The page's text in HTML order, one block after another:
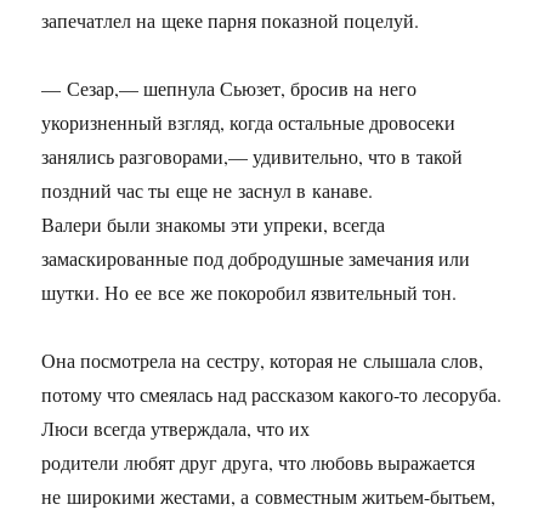
запечатлел на щеке парня показной поцелуй.
— Сезар,— шепнула Сьюзет, бросив на него
укоризненный взгляд, когда остальные дровосеки
занялись разговорами,— удивительно, что в такой
поздний час ты еще не заснул в канаве.
Валери были знакомы эти упреки, всегда
замаскированные под добродушные замечания или
шутки. Но ее все же покоробил язвительный тон.
Она посмотрела на сестру, которая не слышала слов,
потому что смеялась над рассказом какого-то лесоруба.
Люси всегда утверждала, что их
родители любят друг друга, что любовь выражается
не широкими жестами, а совместным житьем-бытьем,